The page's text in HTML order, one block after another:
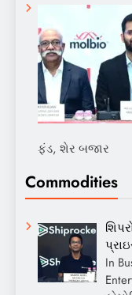
ફંડ, શેર બજાર
Commodities
In